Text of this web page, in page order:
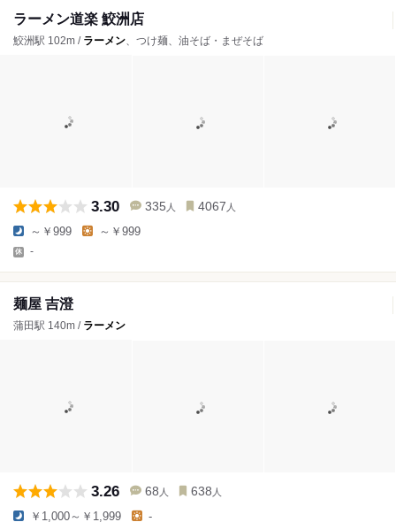
ラーメン道楽 鮫洲店
鮫洲駅 102m / ラーメン、つけ麺、油そば・まぜそば
3.30 335 人 4067 人
～￥999 ～￥999
-
麺屋 吉澄
蒲田駅 140m / ラーメン
3.26 68 人 638 人
￥1,000～￥1,999 -